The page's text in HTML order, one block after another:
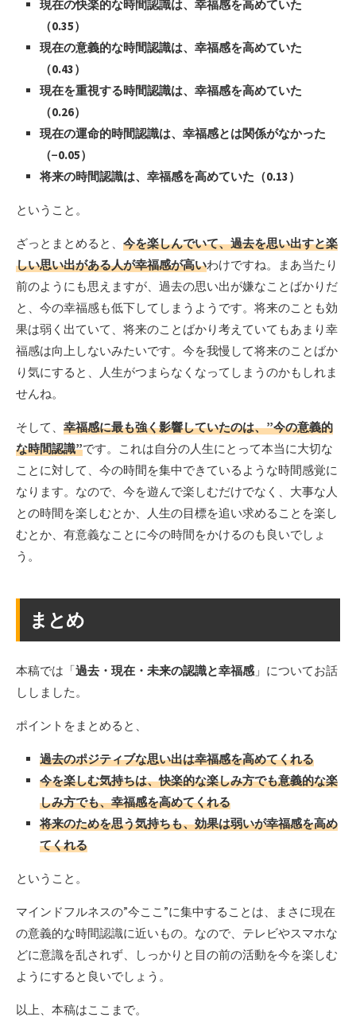
現在の快楽的な時間認識は、幸福感を高めていた
（0.35）
現在の意義的な時間認識は、幸福感を高めていた
（0.43）
現在を重視する時間認識は、幸福感を高めていた
（0.26）
現在の運命的時間認識は、幸福感とは関係がなかった
（−0.05）
将来の時間認識は、幸福感を高めていた（0.13）
ということ。
ざっとまとめると、 今を楽しんでいて、過去を思い出すと楽
しい思い出がある人が幸福感が高いわけですね。まあ当たり
前のようにも思えますが、過去の思い出が嫌なことばかりだ
と、今の幸福感も低下してしまうようです。将来のことも効
果は弱く出ていて、将来のことばかり考えていてもあまり幸
福感は向上しないみたいです。今を我慢して将来のことばか
り気にすると、人生がつまらなくなってしまうのかもしれま
せんね。
そして、 幸福感に最も強く影響していたのは、”今の意義的
な時間認識”です。これは自分の人生にとって本当に大切な
ことに対して、今の時間を集中できているような時間感覚に
なります。なので、今を遊んで楽しむだけでなく、大事な人
との時間を楽しむとか、人生の目標を追い求めることを楽し
むとか、有意義なことに今の時間をかけるのも良いでしょ
う。
まとめ
本稿では「過去・現在・未来の認識と幸福感」についてお話
ししました。
ポイントをまとめると、
過去のポジティブな思い出は幸福感を高めてくれる
今を楽しむ気持ちは、快楽的な楽しみ方でも意義的な楽
しみ方でも、幸福感を高めてくれる
将来のためを思う気持ちも、効果は弱いが幸福感を高め
てくれる
ということ。
マインドフルネスの”今ここ”に集中することは、まさに現在
の意義的な時間認識に近いもの。なので、テレビやスマホな
どに意識を乱されず、しっかりと目の前の活動を今を楽しむ
ようにすると良いでしょう。
以上、本稿はここまで。